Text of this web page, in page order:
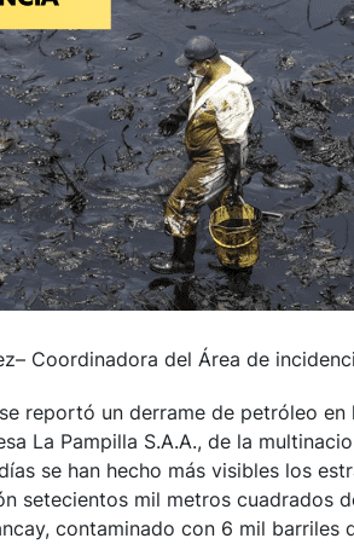
Coordinadora del Área de
reportó un derrame de petróleo
La Pampilla S.A.A., de la
se han hecho más visibles los
setecientos mil metros cuadrados
contaminado con 6 mil barriles